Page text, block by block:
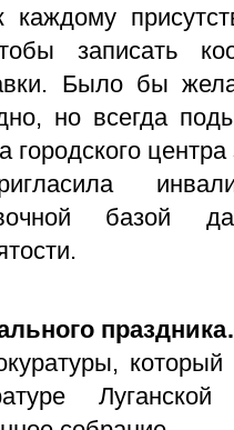
каждому
записать
Было бы
но всегда
городского
базой
Луганской